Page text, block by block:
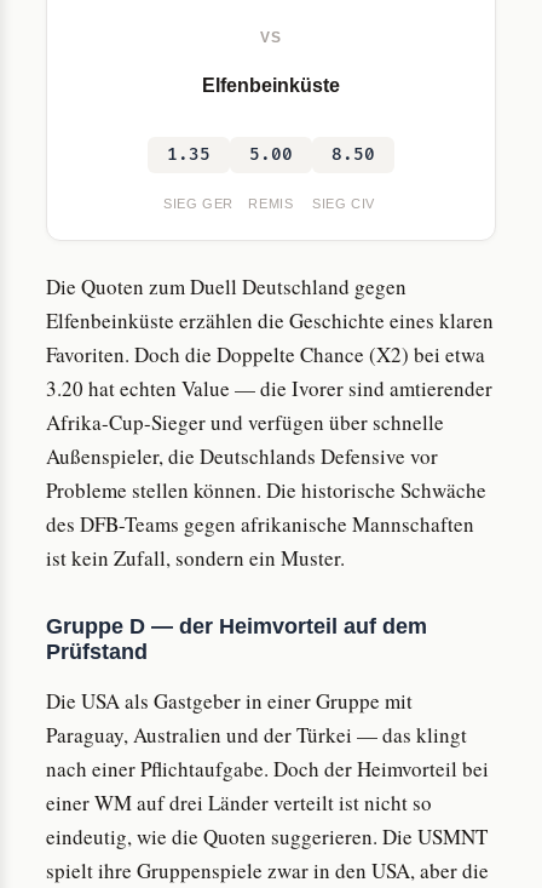
VS
Elfenbeinküste
1.35 5.00 8.50
SIEG GER REMIS SIEG CIV
Die Quoten zum Duell Deutschland gegen
Elfenbeinküste erzählen die Geschichte eines klaren
Favoriten. Doch die Doppelte Chance (X2) bei etwa
3.20 hat echten Value — die Ivorer sind amtierender
Afrika-Cup-Sieger und verfügen über schnelle
Außenspieler, die Deutschlands Defensive vor
Probleme stellen können. Die historische Schwäche
des DFB-Teams gegen afrikanische Mannschaften
ist kein Zufall, sondern ein Muster.
Gruppe D — der Heimvorteil auf dem
Prüfstand
Die USA als Gastgeber in einer Gruppe mit
Paraguay, Australien und der Türkei — das klingt
nach einer Pflichtaufgabe. Doch der Heimvorteil bei
einer WM auf drei Länder verteilt ist nicht so
eindeutig, wie die Quoten suggerieren. Die USMNT
spielt ihre Gruppenspiele zwar in den USA, aber die